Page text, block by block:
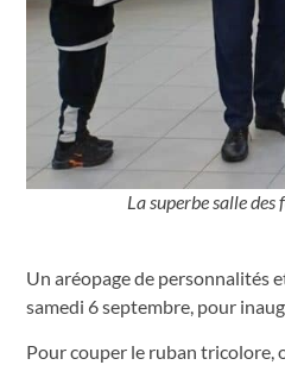
La superbe salle
Un aréopage de personnalités
samedi 6 septembre, pour
Pour couper le ruban tricolore,